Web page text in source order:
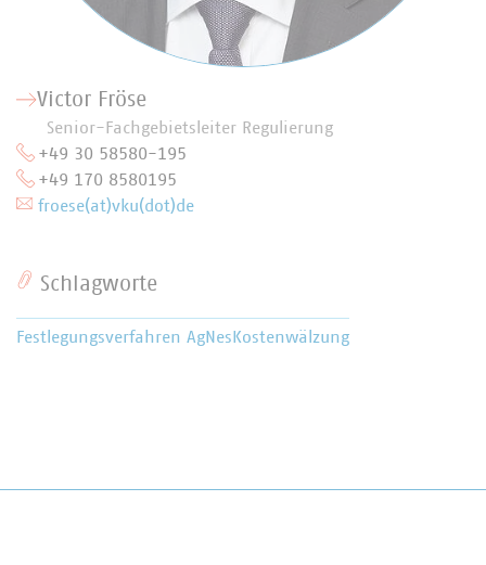
Victor Fröse
Senior-Fachgebietsleiter Regulierung
+49 30 58580-195
+49 170 8580195
froese(at)vku(dot)de
Schlagworte
Festlegungsverfahren AgNes Kostenwälzung